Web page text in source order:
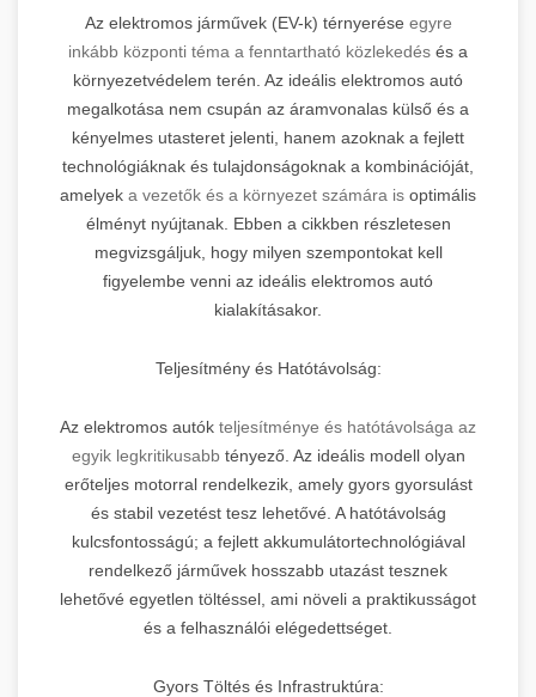
Az elektromos járművek (EV-k) térnyerése egyre
inkább központi téma a fenntartható közlekedés és a
környezetvédelem terén. Az ideális elektromos autó
megalkotása nem csupán az áramvonalas külső és a
kényelmes utasteret jelenti, hanem azoknak a fejlett
technológiáknak és tulajdonságoknak a kombinációját,
amelyek a vezetők és a környezet számára is optimális
élményt nyújtanak. Ebben a cikkben részletesen
megvizsgáljuk, hogy milyen szempontokat kell
figyelembe venni az ideális elektromos autó
kialakításakor.
Teljesítmény és Hatótávolság:
Az elektromos autók teljesítménye és hatótávolsága az
egyik legkritikusabbtényező. Az ideális modell olyan
erőteljes motorral rendelkezik, amely gyors gyorsulást
és stabil vezetést tesz lehetővé. A hatótávolság
kulcsfontosságú; a fejlett akkumulátortechnológiával
rendelkező járművek hosszabb utazást tesznek
lehetővé egyetlen töltéssel, ami növeli a praktikusságot
és a felhasználói elégedettséget.
Gyors Töltés és Infrastruktúra: